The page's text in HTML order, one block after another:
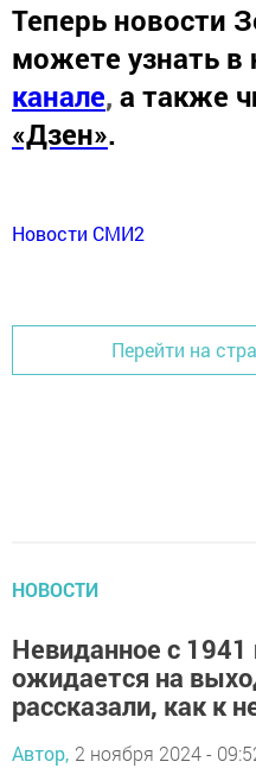
Теперь новости
можете узнать
канале, а также
«Дзен».
Новости СМИ2
Перейти на
НОВОСТИ
Невиданное с 1941
ожидается на
рассказали, как к
Автор, 2 ноября 2024 -